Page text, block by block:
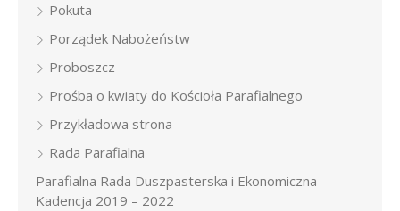
Pokuta
Porządek Nabożeństw
Proboszcz
Prośba o kwiaty do Kościoła Parafialnego
Przykładowa strona
Rada Parafialna
Parafialna Rada Duszpasterska i Ekonomiczna –
Kadencja 2019 – 2022